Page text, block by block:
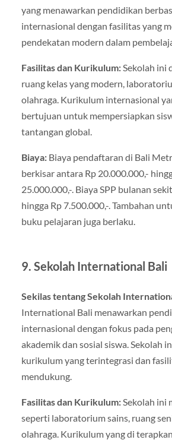
yang menawarkan pendidikan
internasional dengan fasilitas yang
pendekatan modern dalam
Fasilitas dan Kurikulum:Sekolah ini
ruang kelas yang modern,
olahraga. Kurikulum internasional
bertujuan untuk mempersiapkan
tantangan global.
Biaya:Biaya pendaftaran di Bali
berkisar antara Rp 20.000.000,-
25.000.000,-. Biaya SPP bulanan
hingga Rp 7.500.000,-. Tambahan
buku pelajaran juga berlaku.
9. Sekolah International Bali
Sekilas tentang Sekolah
International Bali menawarkan
internasional dengan fokus pada
akademik dan sosial siswa. Sekolah
kurikulum yang terintegrasi dan
mendukung.
Fasilitas dan Kurikulum:Sekolah ini
seperti laboratorium sains, ruang
olahraga. Kurikulum yang di